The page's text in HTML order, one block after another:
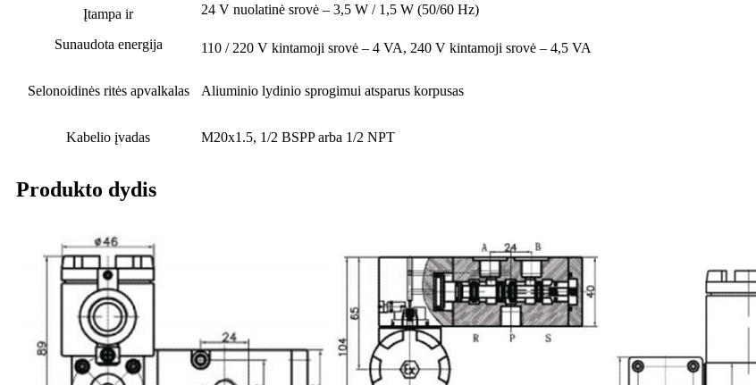
Įtampa ir
Sunaudota energija
24 V nuolatinė srovė – 3,5 W / 1,5 W (50/60 Hz)
110 / 220 V kintamoji srovė – 4 VA, 240 V kintamoji srovė – 4,5 VA
Selonoidinės ritės apvalkalas Aliuminio lydinio sprogimui atsparus korpusas
Kabelio įvadas M20x1.5, 1/2 BSPP arba 1/2 NPT
Produkto dydis